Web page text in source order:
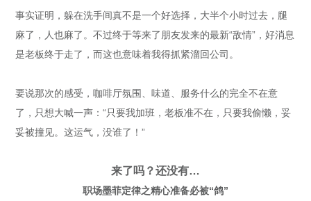
事实证明，躲在洗手间真不是一个好选择，大半个小时过去，腿
麻了，人也麻了。不过终于等来了朋友发来的最新“敌情”，好消息
是老板终于走了，而这也意味着我得抓紧溜回公司。
要说那次的感受，咖啡厅氛围、味道、服务什么的完全不在意
了，只想大喊一声：“只要我加班，老板准不在，只要我偷懒，妥
妥被撞见。这运气，没谁了！”
来了吗？还没有…
职场墨菲定律之精心准备必被“鸽”